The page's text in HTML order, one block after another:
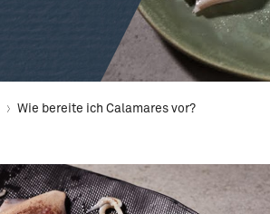
Wie bereite ich Calamares vor?